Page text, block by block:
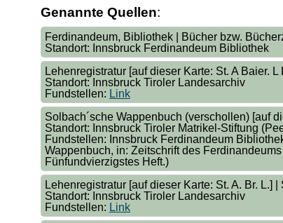
Genannte Quellen:
Ferdinandeum, Bibliothek | Bücher bzw.
Standort: Innsbruck Ferdinandeum Bibliothek
Lehenregistratur [auf dieser Karte: St. A Baier. L
Standort: Innsbruck Tiroler Landesarchiv
Fundstellen: Link
Solbach´sche Wappenbuch (verschollen) [auf
Standort: Innsbruck Tiroler Matrikel-Stiftung
Fundstellen: Innsbruck Ferdinandeum
Wappenbuch, in: Zeitschrift des
Fünfundvierzigstes Heft.)
Lehenregistratur [auf dieser Karte: St. A. Br. L.] |
Standort: Innsbruck Tiroler Landesarchiv
Fundstellen: Link